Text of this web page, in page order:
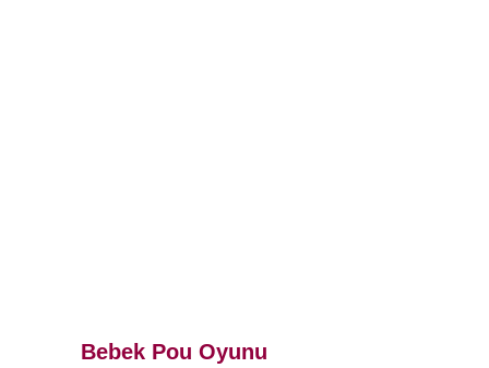
Bebek Pou Oyunu